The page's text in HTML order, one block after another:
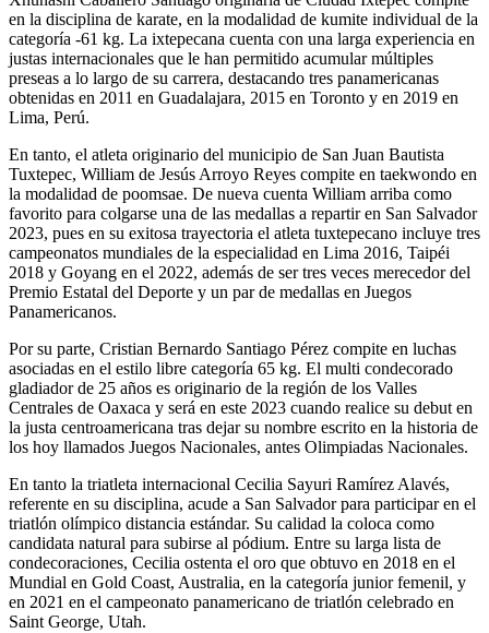
en la disciplina de karate, en la modalidad de kumite individual de la
categoría -61 kg. La ixtepecana cuenta con una larga experiencia en
justas internacionales que le han permitido acumular múltiples
preseas a lo largo de su carrera, destacando tres panamericanas
obtenidas en 2011 en Guadalajara, 2015 en Toronto y en 2019 en
Lima, Perú.
En tanto, el atleta originario del municipio de San Juan Bautista
Tuxtepec, William de Jesús Arroyo Reyes compite en taekwondo en
la modalidad de poomsae. De nueva cuenta William arriba como
favorito para colgarse una de las medallas a repartir en San Salvador
2023, pues en su exitosa trayectoria el atleta tuxtepecano incluye tres
campeonatos mundiales de la especialidad en Lima 2016, Taipéi
2018 y Goyang en el 2022, además de ser tres veces merecedor del
Premio Estatal del Deporte y un par de medallas en Juegos
Panamericanos.
Por su parte, Cristian Bernardo Santiago Pérez compite en luchas
asociadas en el estilo libre categoría 65 kg. El multi condecorado
gladiador de 25 años es originario de la región de los Valles
Centrales de Oaxaca y será en este 2023 cuando realice su debut en
la justa centroamericana tras dejar su nombre escrito en la historia de
los hoy llamados Juegos Nacionales, antes Olimpiadas Nacionales.
En tanto la triatleta internacional Cecilia Sayuri Ramírez Alavés,
referente en su disciplina, acude a San Salvador para participar en el
triatlón olímpico distancia estándar. Su calidad la coloca como
candidata natural para subirse al pódium. Entre su larga lista de
condecoraciones, Cecilia ostenta el oro que obtuvo en 2018 en el
Mundial en Gold Coast, Australia, en la categoría junior femenil, y
en 2021 en el campeonato panamericano de triatlón celebrado en
Saint George, Utah.